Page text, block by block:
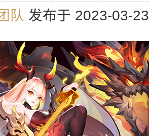
队 发布于 2023-03-